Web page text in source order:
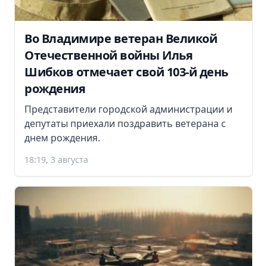
Во Владимире ветеран Великой
Отечественной войны Илья
Шибков отмечает свой 103-й день
рождения
Представители городской администрации и
депутаты приехали поздравить ветерана с
днем рождения.
18:19, 3 августа